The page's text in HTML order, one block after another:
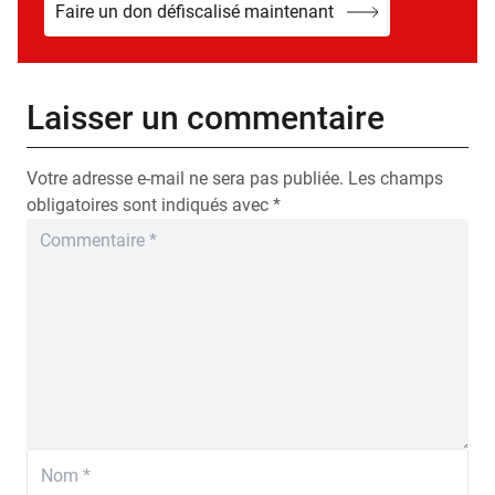
Faire un don défiscalisé maintenant
Laisser un commentaire
Votre adresse e-mail ne sera pas publiée. Les champs
obligatoires sont indiqués avec *